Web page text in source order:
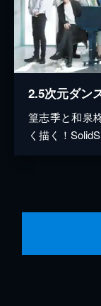
篁志季と和泉
く描く！